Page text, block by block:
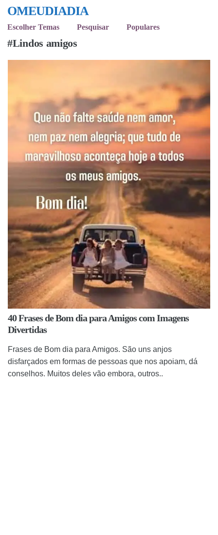
OMEUDIADIA
Escolher Temas Pesquisar Populares
#Lindos amigos
40 Frases de Bom dia para Amigos com Imagens
Divertidas
Frases de Bom dia para Amigos. São uns anjos
disfarçados em formas de pessoas que nos apoiam, dá
conselhos. Muitos deles vão embora, outros..